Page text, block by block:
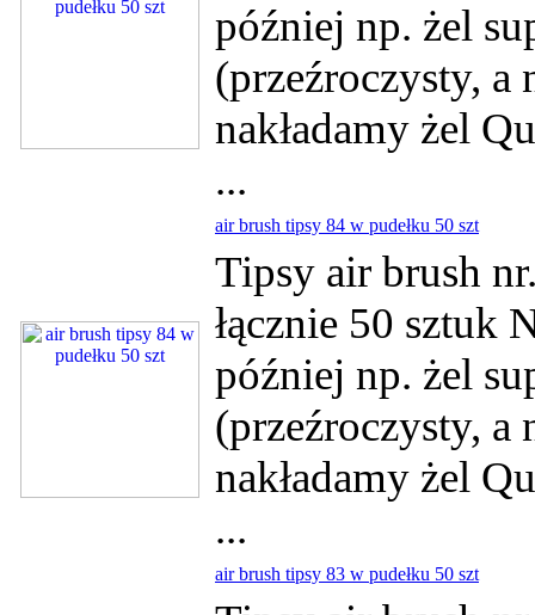
później np. żel
(przeźroczysty, a
nakładamy żel
...
air brush tipsy 84 w pudełku 50 szt
Tipsy air brush
łącznie 50 sztuk
później np. żel
(przeźroczysty, a
nakładamy żel
...
air brush tipsy 83 w pudełku 50 szt